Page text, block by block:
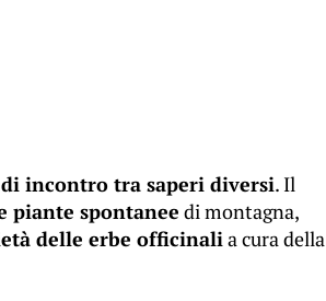
incontro tra saperi diversi. Il
piante spontanee di montagna,
delle erbe officinalia cura della